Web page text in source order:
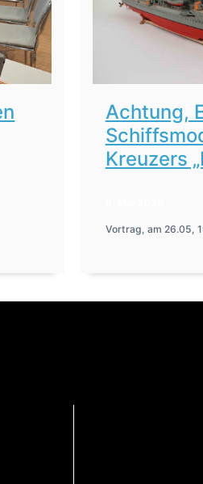
Achtung,
Kreuzers
Vortrag, am 26.05,